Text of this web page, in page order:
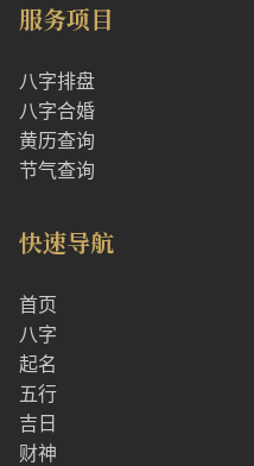
服务项目
八字排盘
八字合婚
黄历查询
节气查询
快速导航
首页
八字
起名
五行
吉日
财神